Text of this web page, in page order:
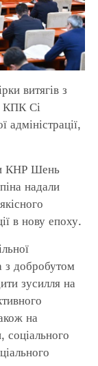
витягів з
КПК Сі
адміністрації,
КНР Шень
надали
в нову епоху.
з добробутом
зусилля на
на
соціального